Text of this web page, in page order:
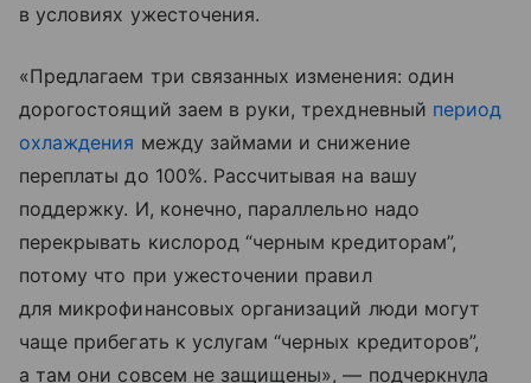
в условиях ужесточения.
«Предлагаем три связанных изменения: один
дорогостоящий заем в руки, трехдневный период
охлаждения между займами и снижение
переплаты до 100%. Рассчитывая на вашу
поддержку. И, конечно, параллельно надо
перекрывать кислород “черным кредиторам”,
потому что при ужесточении правил
для микрофинансовых организаций люди могут
чаще прибегать к услугам “черных кредиторов”,
а там они совсем не защищены», — подчеркнула